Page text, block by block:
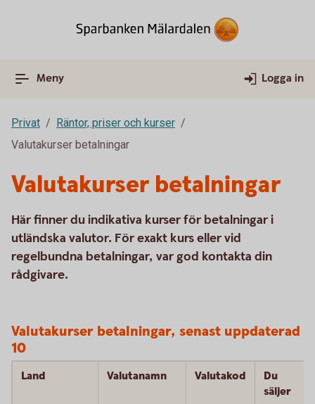
Meny Logga in
Privat
Räntor, priser och kurser
Valutakurser betalningar
Valutakurser betalningar
Här finner du indikativa kurser för betalningar i
utländska valutor. För exakt kurs eller vid
regelbundna betalningar, var god kontakta din
rådgivare.
Valutakurser betalningar, senast uppdaterad
10
Land Valutanamn Valutakod
Du
säljer